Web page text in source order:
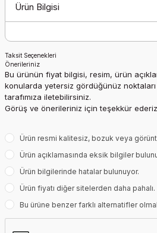
Ürün Bilgisi
Taksit Seçenekleri
Önerileriniz
Bu ürünün fiyat bilgisi, resim, ürün
konularda yetersiz gördüğünüz
tarafımıza iletebilirsiniz.
Görüş ve önerileriniz için teşekkür
Ürün resmi kalitesiz, bozuk veya
Ürün açıklamasında eksik bilgiler
Ürün bilgilerinde hatalar bulunuyor.
Ürün fiyatı diğer sitelerden daha pahalı.
Bu ürüne benzer farklı alternatifler